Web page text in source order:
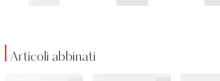
Articoli abbinati